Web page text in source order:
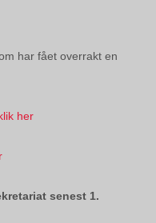
har fået overrakt en
her
senest 1.